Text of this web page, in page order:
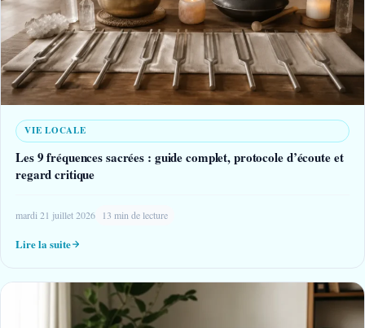
VIE LOCALE
Les 9 fréquences sacrées : guide complet, protocole d’écoute et
regard critique
mardi 21 juillet 2026 13 min de lecture
Lire la suite